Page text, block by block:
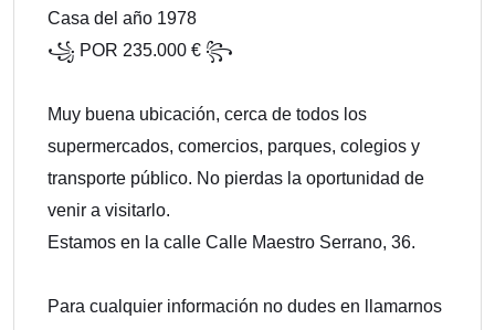
Casa del año 1978
꧁ POR 235.000 € ꧂
Muy buena ubicación, cerca de todos los
supermercados, comercios, parques, colegios y
transporte público. No pierdas la oportunidad de
venir a visitarlo.
Estamos en la calle Calle Maestro Serrano, 36.
Para cualquier información no dudes en llamarnos